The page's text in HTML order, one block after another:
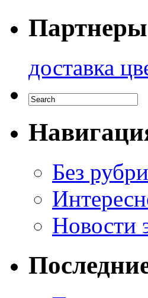
Партнеры
доставка
Без
Новости